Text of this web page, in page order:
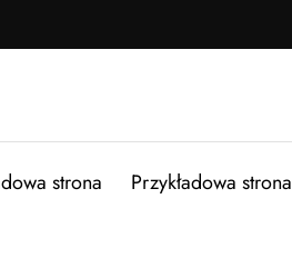
strona Przykładowa strona